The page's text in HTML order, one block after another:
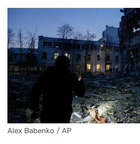
Alex Babenko / AP